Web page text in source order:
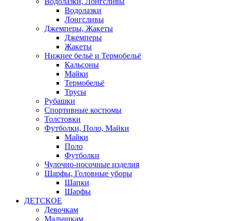
Водолазки
Лонгсливы
Джемперы, Жакеты
Джемперы
Жакеты
Нижнее бельё и Термобельё
Кальсоны
Майки
Термобельё
Трусы
Рубашки
Спортивные костюмы
Толстовки
Футболки, Поло, Майки
Майки
Поло
Футболки
Чулочно-носочные изделия
Шарфы, Головные уборы
Шапки
Шарфы
ДЕТСКОЕ
Девочкам
Мальчикам